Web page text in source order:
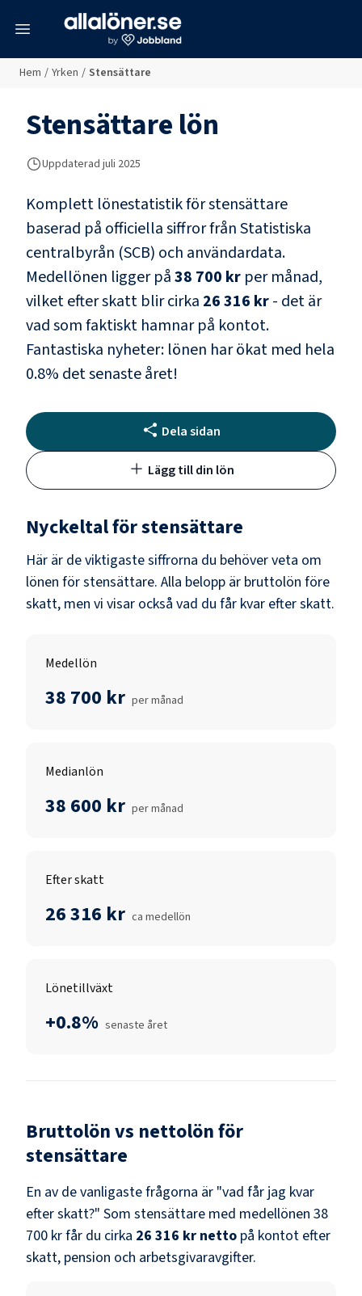
Hem / Yrken / Stensättare
Stensättarelön
Uppdaterad juli 2025
Komplett lönestatistik förstensättare
baserad på officiella siffror från Statistiska
centralbyrån (SCB) och användardata.
Medellönen ligger på38 700 kr per månad,
vilket efter skatt blir cirka 26 316 kr- det är
vad som faktiskt hamnar på kontot.
Fantastiska nyheter: lönen har ökat med hela
0.8% det senaste året!
Dela sidan
Lägg till din lön
Nyckeltal förstensättare
Här är de viktigaste siffrorna du behöver veta om
lönen förstensättare. Alla belopp är bruttolön före
skatt, men vi visar också vad du får kvar efter skatt.
Medellön
38 700 kr per månad
Medianlön
38 600 kr per månad
Efter skatt
26 316 kr ca medellön
Lönetillväxt
+0.8% senaste året
Bruttolön vs nettolön för
stensättare
En av de vanligaste frågorna är "vad får jag kvar
efter skatt?" Som stensättare med medellönen 38
700 krfår du cirka 26 316 kr netto på kontot efter
skatt, pension och arbetsgivaravgifter.